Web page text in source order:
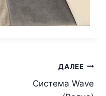
ДАЛЕЕ
Система Wave